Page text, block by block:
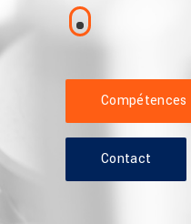
Compétences
Contact